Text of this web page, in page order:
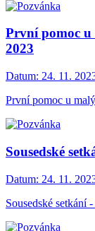
První pomoc u
2023
Datum: 24. 11.
První pomoc u
Sousedské
Datum: 24. 11.
Sousedské setkání